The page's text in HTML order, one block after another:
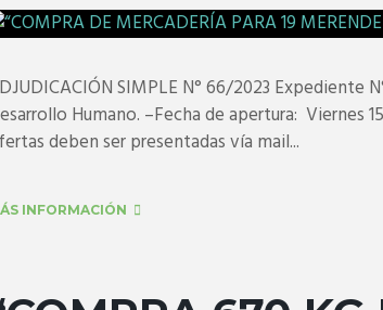
SIMPLE N° 66/2023 Expediente
Humano. –Fecha de apertura: Viernes
deben ser presentadas vía mail...
INFORMACIÓN